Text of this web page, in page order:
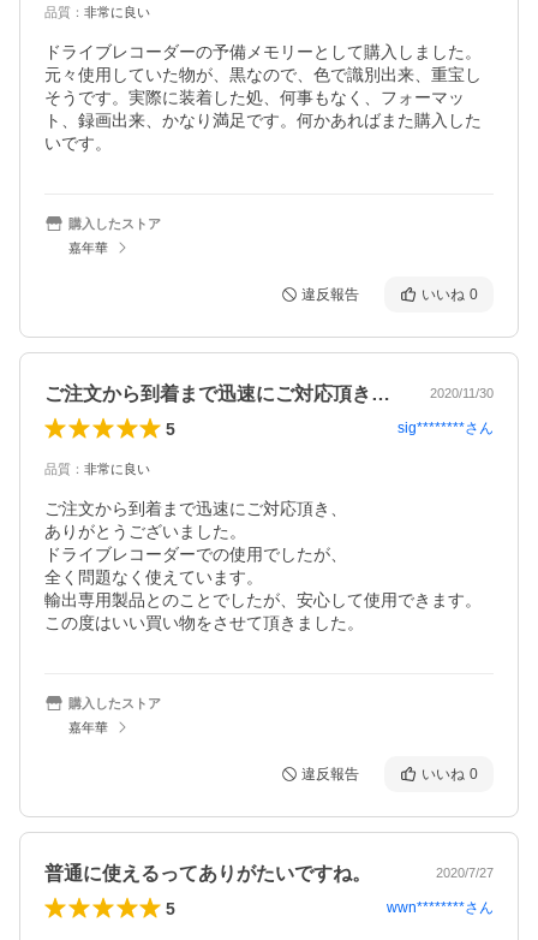
品質 ： 非常に良い
ドライブレコーダーの予備メモリーとして購入しました。
元々使用していた物が、黒なので、色で識別出来、重宝し
そうです。実際に装着した処、何事もなく、フォーマッ
ト、録画出来、かなり満足です。何かあればまた購入した
いです。
購入したストア
嘉年華
違反報告 いいね 0
ご注文から到着まで迅速にご対応頂き、あ… 2020/11/30
5 sig********さん
品質 ： 非常に良い
ご注文から到着まで迅速にご対応頂き、
ありがとうございました。
ドライブレコーダーでの使用でしたが、
全く問題なく使えています。
輸出専用製品とのことでしたが、安心して使用できます。
この度はいい買い物をさせて頂きました。
購入したストア
嘉年華
違反報告 いいね 0
普通に使えるってありがたいですね。 2020/7/27
5 wwn********さん